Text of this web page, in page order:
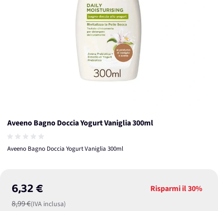
Aveeno Bagno Doccia Yogurt Vaniglia 300ml
Aveeno Bagno Doccia Yogurt Vaniglia 300ml
6,32 €
8,99 €(IVA inclusa)
Risparmi il30%